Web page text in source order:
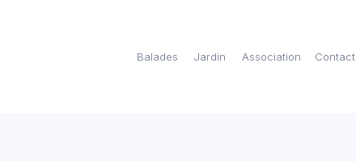
Balades Jardin Association Contact